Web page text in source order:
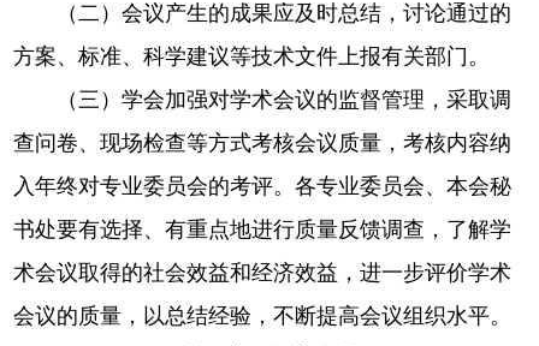
（二）会议产生的成果应及时总结，讨论通过的
方案、标准、科学建议等技术文件上报有关部门。
（三）学会加强对学术会议的监督管理，采取调
查问卷、现场检查等方式考核会议质量，考核内容纳
入年终对专业委员会的考评。各专业委员会、本会秘
书处要有选择、有重点地进行质量反馈调查，了解学
术会议取得的社会效益和经济效益，进一步评价学术
会议的质量，以总结经验，不断提高会议组织水平。